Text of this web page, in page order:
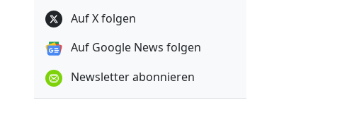
Auf X folgen
Auf Google News folgen
Newsletter abonnieren